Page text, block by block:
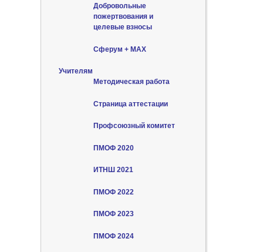
Добровольные
пожертвования и
целевые взносы
Сферум + MAX
Учителям
Методическая работа
Страница аттестации
Профсоюзный комитет
ПМОФ 2020
ИТНШ 2021
ПМОФ 2022
ПМОФ 2023
ПМОФ 2024